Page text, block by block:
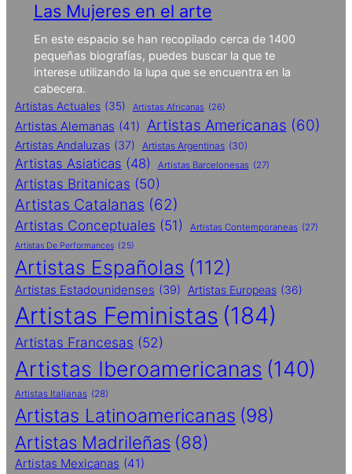
Las Mujeres en el arte
En este espacio se han recopilado cerca de 1400
pequeñas biografías, puedes buscar la que te
interese utilizando la lupa que se encuentra en la
cabecera.
Artistas Actuales (35) Artistas Africanas (26)
Artistas Alemanas (41) Artistas Americanas (60)
Artistas Andaluzas (37) Artistas Argentinas (30)
Artistas Asiaticas (48) Artistas Barcelonesas (27)
Artistas Britanicas (50)
Artistas Catalanas (62)
Artistas Conceptuales (51) Artistas Contemporaneas (27)
Artistas De Performances (25)
Artistas Españolas (112)
Artistas Estadounidenses (39) Artistas Europeas (36)
Artistas Feministas (184)
Artistas Francesas (52)
Artistas Iberoamericanas (140)
Artistas Italianas (28)
Artistas Latinoamericanas (98)
Artistas Madrileñas (88)
Artistas Mexicanas (41)